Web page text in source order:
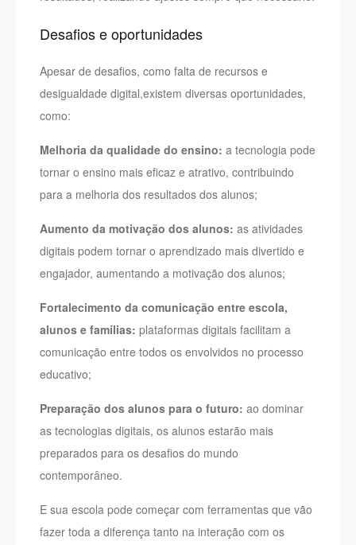
Desafios e oportunidades
Apesar de desafios, como falta de recursos e
desigualdade digital,existem diversas oportunidades,
como:
Melhoria da qualidade do ensino: a tecnologia pode
tornar o ensino mais eficaz e atrativo, contribuindo
para a melhoria dos resultados dos alunos;
Aumento da motivação dos alunos: as atividades
digitais podem tornar o aprendizado mais divertido e
engajador, aumentando a motivação dos alunos;
Fortalecimento da comunicação entre escola,
alunos e famílias: plataformas digitais facilitam a
comunicação entre todos os envolvidos no processo
educativo;
Preparação dos alunos para o futuro: ao dominar
as tecnologias digitais, os alunos estarão mais
preparados para os desafios do mundo
contemporâneo.
E sua escola pode começar com ferramentas que vão
fazer toda a diferença tanto na interação com os